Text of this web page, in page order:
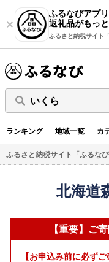
ふるなびアプ
返礼品がもっ
ふるさと納税サイト
いくら
ランキング 地域一覧 カ
ふるさと納税サイト「ふるなび
北海道
【重要】ご
【お申込み前に必ずご